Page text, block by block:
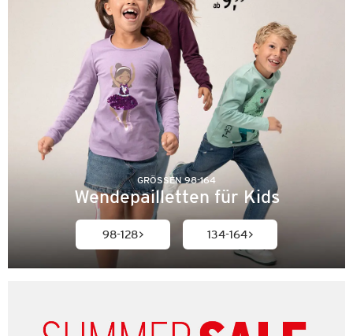
GRÖSSEN 98-164
Wendepailletten für Kids
98-128 134-164